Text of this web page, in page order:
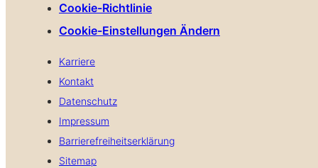
Cookie-Richtlinie
Cookie-Einstellungen Ändern
Karriere
Kontakt
Datenschutz
Impressum
Barrierefreiheitserklärung
Sitemap